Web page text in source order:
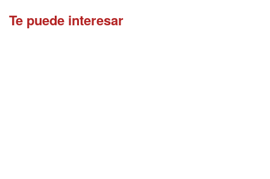
Te puede interesar